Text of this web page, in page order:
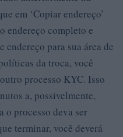
em ‘Copiar endereço’
endereço completo e
endereço para sua área de
da troca, você
processo KYC. Isso
a, possivelmente,
o processo deva ser
terminar, você deverá